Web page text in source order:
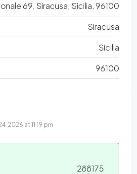
69, Siracusa, Sicilia, 96100
Siracusa
Sicilia
96100
2026 at 11:19 pm
288175